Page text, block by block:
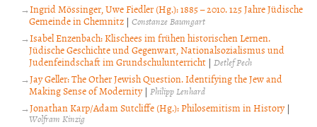
Ingrid Mössinger, Uwe Fiedler (Hg.): 1885 – 2010. 125 Jahre Jüdische
Gemeinde in Chemnitz | Constanze Baumgart
Isabel Enzenbach: Klischees im frühen historischen Lernen.
Jüdische Geschichte und Gegenwart, Nationalsozialismus und
Judenfeindschaft im Grundschulunterricht | Detlef Pech
Jay Geller: The Other Jewish Question. Identifying the Jew and
Making Sense of Modernity| Philipp Lenhard
Jonathan Karp/Adam Sutcliffe (Hg.): Philosemitism in History|
Wolfram Kinzig